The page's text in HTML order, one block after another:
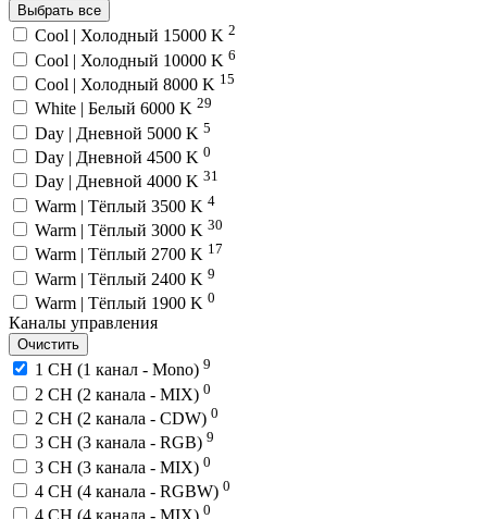
Выбрать все
Cool | Холодный 15000 K 2
Cool | Холодный 10000 K 6
Cool | Холодный 8000 K 15
White | Белый 6000 K 29
Day | Дневной 5000 K 5
Day | Дневной 4500 K 0
Day | Дневной 4000 K 31
Warm | Тёплый 3500 K 4
Warm | Тёплый 3000 K 30
Warm | Тёплый 2700 K 17
Warm | Тёплый 2400 K 9
Warm | Тёплый 1900 K 0
Каналы управления
Очистить
1 CH (1 канал - Mono) 9
2 CH (2 канала - MIX) 0
2 CH (2 канала - CDW) 0
3 CH (3 канала - RGB) 9
3 CH (3 канала - MIX) 0
4 CH (4 канала - RGBW) 0
0